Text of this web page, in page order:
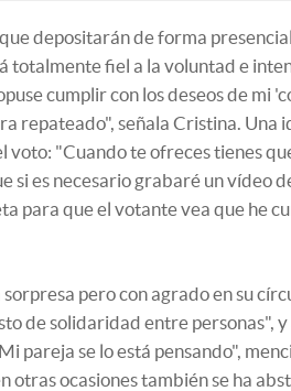
depositarán de forma
totalmente fiel a la voluntad e
cumplir con los deseos de mi
repateado", señala Cristina. Una
voto: "Cuando te ofreces tienes
si es necesario grabaré un vídeo
para que el votante vea que he
pero con agrado en su
de solidaridad entre personas", y
pareja se lo está pensando",
otras ocasiones también se ha